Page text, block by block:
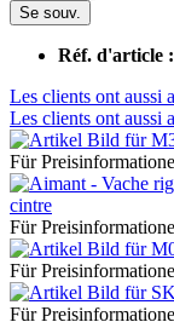
Se souv.
Réf. d'article :
Les clients ont aussi
Les clients ont aussi
Für
cintre
Für
Für
Für